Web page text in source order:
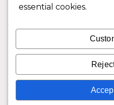
CLIENTE
Área do Cliente
Livro de Reclamações
© 2026 Fixngo TODOS
essential cookies.